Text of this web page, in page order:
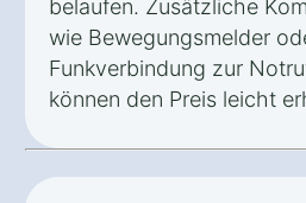
belaufen. Zusätzliche
wie Bewegungsmelder
Funkverbindung zur
können den Preis leicht